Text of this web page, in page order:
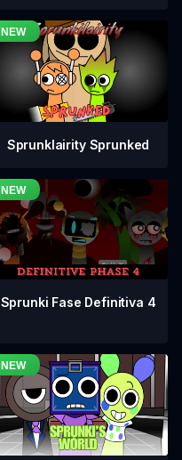
Sprunklairity Sprunked
Sprunki Fase Definitiva 4